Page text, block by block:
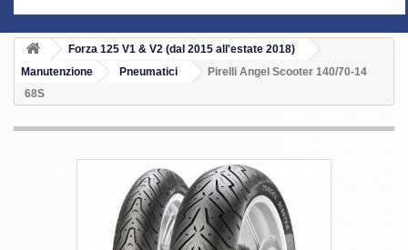
Forza 125 V1 & V2 (dal 2015 all'estate 2018)
Manutenzione
Pneumatici
Pirelli Angel Scooter 140/70-14
68S